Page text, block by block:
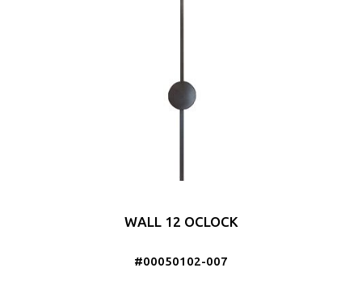
WALL 12 OCLOCK
#00050102-007